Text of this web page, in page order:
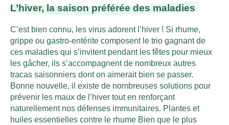
L’hiver, la saison préférée des maladies
C’est bien connu, les virus adorent l’hiver ! Si rhume,
grippe ou gastro-entérite composent le trio gagnant de
ces maladies qui s’invitent pendant les fêtes pour mieux
les gâcher, ils s’accompagnent de nombreux autres
tracas saisonniers dont on aimerait bien se passer.
Bonne nouvelle, il existe de nombreuses solutions pour
prévenir les maux de l’hiver tout en renforçant
naturellement nos défenses immunitaires. Plantes et
huiles essentielles contre le rhume Bien que le plus